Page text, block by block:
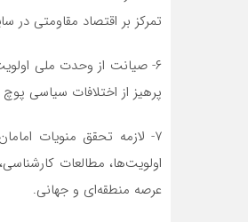
تمرکز بر اقتصاد مقاومتی
۶- صیانت از وحدت ملی
پرهیز از اختلافات سیاسی
۷- لازمه تحقق منویات
اولویت‌ها، مطالعات
عرصه منطقه‌ای و جهانی.